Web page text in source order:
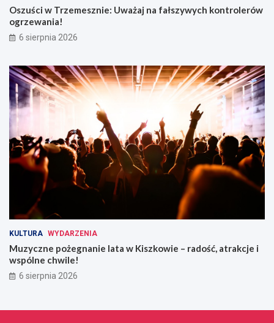
Oszuści w Trzemesznie: Uważaj na fałszywych kontrolerów
ogrzewania!
6 sierpnia 2026
KULTURA WYDARZENIA
Muzyczne pożegnanie lata w Kiszkowie – radość, atrakcje i
wspólne chwile!
6 sierpnia 2026